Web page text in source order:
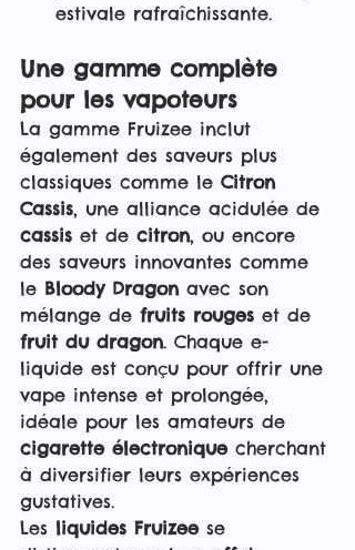
estivale rafraîchissante.
Une gamme complète
pour les vapoteurs
La gamme Fruizee inclut
également des saveurs plus
classiques comme le Citron
Cassis, une alliance acidulée de
cassis et de citron, ou encore
des saveurs innovantes comme
le Bloody Dragon avec son
mélange de fruits rouges et de
fruit du dragon. Chaque e-
liquide est conçu pour offrir une
vape intense et prolongée,
idéale pour les amateurs de
cigarette électronique cherchant
à diversifier leurs expériences
gustatives.
Les liquides Fruizee se